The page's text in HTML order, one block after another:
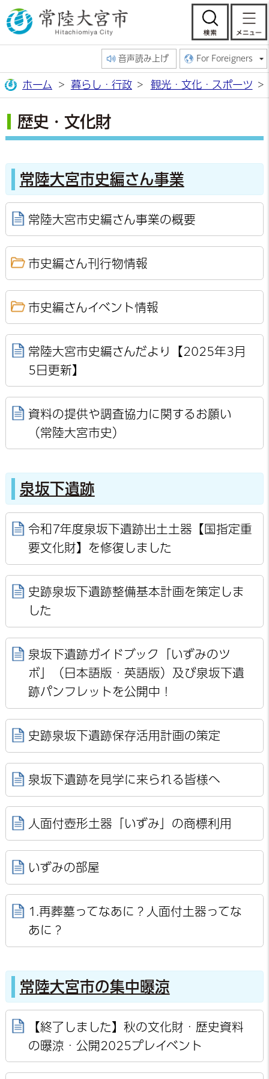
常陸大宮市公
検
音声読み上げ For Foreigners
ホーム 暮らし・行政 観光・文化・スポーツ
歴史・文化財
常陸大宮市史編さん事業
常陸大宮市史編さん事業の概要
市史編さん刊行物情報
市史編さんイベント情報
常陸大宮市史編さんだより【2025年3月
5日更新】
資料の提供や調査協力に関するお願い
（常陸大宮市史）
泉坂下遺跡
令和7年度泉坂下遺跡出土土器【国指定重
要文化財】を修復しました
史跡泉坂下遺跡整備基本計画を策定しま
した
泉坂下遺跡ガイドブック「いずみのツ
ボ」（日本語版・英語版）及び泉坂下遺
跡パンフレットを公開中！
史跡泉坂下遺跡保存活用計画の策定
泉坂下遺跡を見学に来られる皆様へ
人面付壺形土器「いずみ」の商標利用
いずみの部屋
1.再葬墓ってなあに？人面付土器ってな
あに？
常陸大宮市の集中曝涼
【終了しました】秋の文化財・歴史資料
の曝涼・公開2025プレイベント